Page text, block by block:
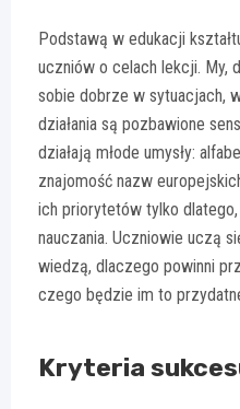
Podstawą w edukacji
uczniów o celach lekcji. My,
sobie dobrze w sytuacjach,
działania są pozbawione
działają młode umysły:
znajomość nazw
ich priorytetów tylko
nauczania. Uczniowie uczą
wiedzą, dlaczego powinni
czego będzie im to
Kryteria